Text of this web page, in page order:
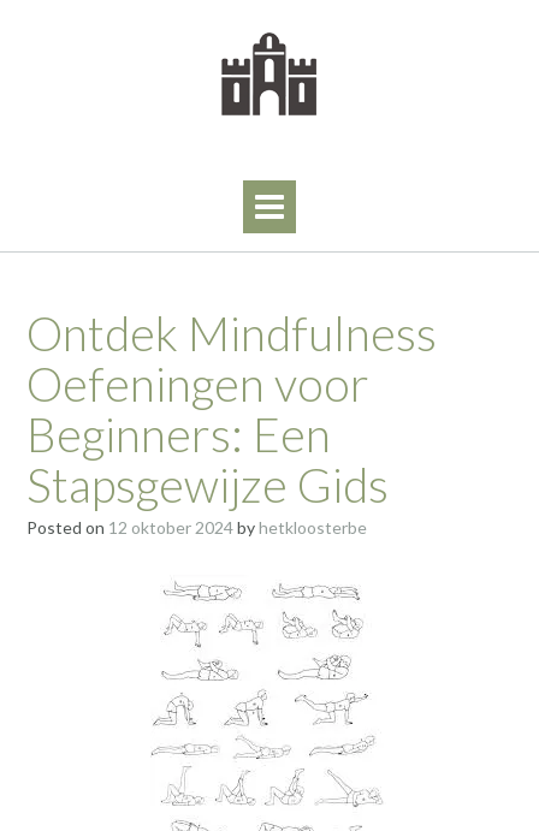
Ontdek Mindfulness
Oefeningen voor
Beginners: Een
Stapsgewijze Gids
Posted on 12 oktober 2024byhetkloosterbe